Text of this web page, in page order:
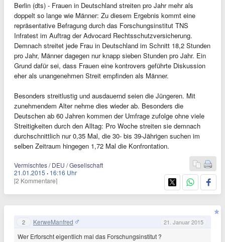
Berlin (dts) - Frauen in Deutschland streiten pro Jahr mehr als
doppelt so lange wie Männer: Zu diesem Ergebnis kommt eine
repräsentative Befragung durch das Forschungsinstitut TNS
Infratest im Auftrag der Advocard Rechtsschutzversicherung.
Demnach streitet jede Frau in Deutschland im Schnitt 18,2 Stunden
pro Jahr, Männer dagegen nur knapp sieben Stunden pro Jahr. Ein
Grund dafür sei, dass Frauen eine kontrovers geführte Diskussion
eher als unangenehmen Streit empfinden als Männer.
Besonders streitlustig und ausdauernd seien die Jüngeren. Mit
zunehmendem Alter nehme dies wieder ab. Besonders die
Deutschen ab 60 Jahren kommen der Umfrage zufolge ohne viele
Streitigkeiten durch den Alltag: Pro Woche streiten sie demnach
durchschnittlich nur 0,35 Mal, die 30- bis 39-Jährigen suchen im
selben Zeitraum hingegen 1,72 Mal die Konfrontation.
Vermischtes / DEU / Gesellschaft
21.01.2015 · 16:16 Uhr
[2 Kommentare]
2 KerweManfred 21. Januar 2015
Wer Erforscht eigentlich mal das Forschungsinstitut ?